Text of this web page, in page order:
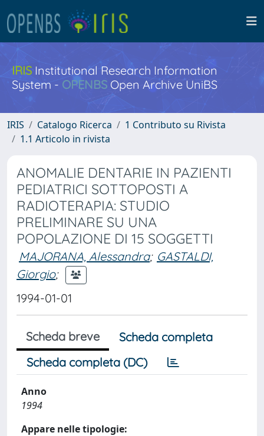
IRISInstitutional Research Information
System - OPENBS Open Archive UniBS
IRIS Catalogo Ricerca
1 Contributo su Rivista
1.1 Articolo in rivista
ANOMALIE DENTARIE IN PAZIENTI
PEDIATRICI SOTTOPOSTI A
RADIOTERAPIA: STUDIO
PRELIMINARE SU UNA
POPOLAZIONE DI 15 SOGGETTI
MAJORANA, Alessandra; GASTALDI,
Giorgio;
1994-01-01
Scheda breve
Scheda completa
Scheda completa (DC)
Anno
1994
Appare nelle tipologie: